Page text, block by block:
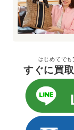
はじめてでも
すぐに買